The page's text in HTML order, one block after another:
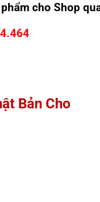
cho Shop
Bản Cho